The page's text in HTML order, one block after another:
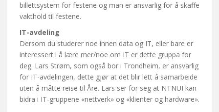
billettsystem for festene og man er ansvarlig for å skaffe
vakthold til festene.
IT-avdeling
Dersom du studerer noe innen data og IT, eller bare er
interessert i å lære mer/noe om IT er dette gruppa for
deg. Lars Strøm, som også bor i Trondheim, er ansvarlig
for IT-avdelingen, dette gjør at det blir lett å samarbeide
uten å måtte reise til Åre. Lars ser for seg at NTNUI kan
bidra i IT-gruppene «nettverk» og «klienter og hardware».